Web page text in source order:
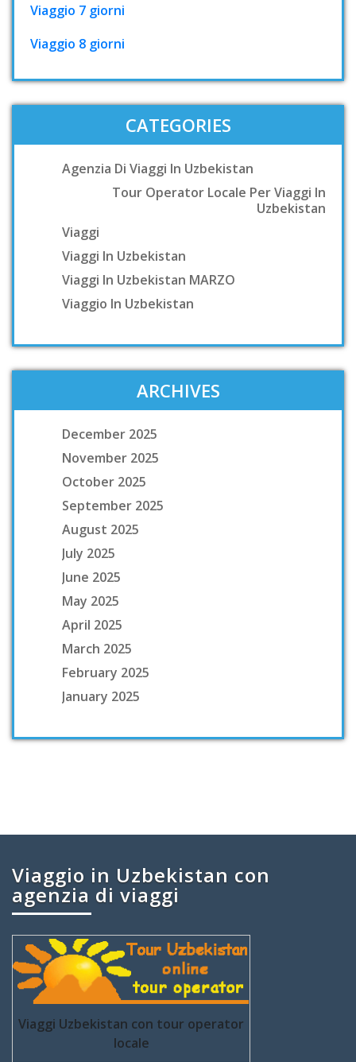
Viaggio 7 giorni
Viaggio 8 giorni
CATEGORIES
Agenzia Di Viaggi In Uzbekistan
Tour Operator Locale Per Viaggi In
Uzbekistan
Viaggi
Viaggi In Uzbekistan
Viaggi In Uzbekistan MARZO
Viaggio In Uzbekistan
ARCHIVES
December 2025
November 2025
October 2025
September 2025
August 2025
July 2025
June 2025
May 2025
April 2025
March 2025
February 2025
January 2025
Viaggio in Uzbekistan con
agenzia di viaggi
Viaggi Uzbekistan con tour operator
locale